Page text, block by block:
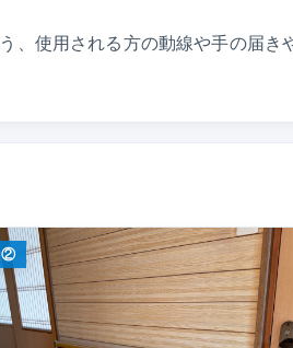
、使用される方の動線や手の届き
②